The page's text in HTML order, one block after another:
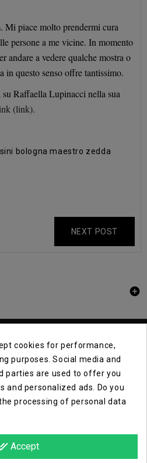
Mi piace molto prendermi cura
persone a me vicine. In momento
andare a vedere qualche mostra o
questo senso offre tantissimo.
Raffaella Lupinacci nella sua
(link).
bologna maestro zedda
NEXT POST

cookies for performance,
purposes. Social media and
parties are used to offer you
and personalized ads. Do you
processing of personal data
Accept